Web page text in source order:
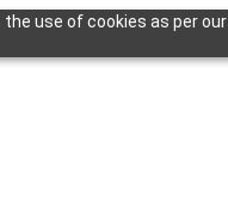
use of cookies as per our